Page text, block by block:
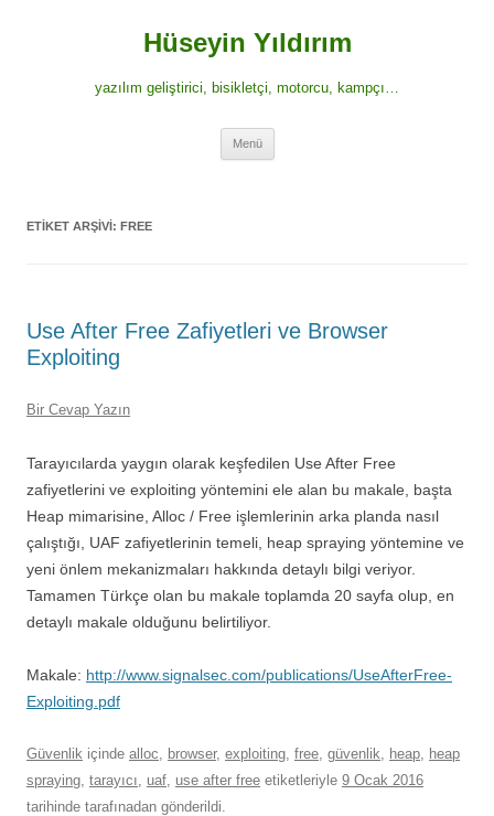
Hüseyin Yıldırım
yazılım geliştirici, bisikletçi, motorcu, kampçı…
Menü
ETIKET ARŞIVI: FREE
Use After Free Zafiyetleri ve Browser
Exploiting
Bir Cevap Yazın
Tarayıcılarda yaygın olarak keşfedilen Use After Free
zafiyetlerini ve exploiting yöntemini ele alan bu makale, başta
Heap mimarisine, Alloc / Free işlemlerinin arka planda nasıl
çalıştığı, UAF zafiyetlerinin temeli, heap spraying yöntemine ve
yeni önlem mekanizmaları hakkında detaylı bilgi veriyor.
Tamamen Türkçe olan bu makale toplamda 20 sayfa olup, en
detaylı makale olduğunu belirtiliyor.
Makale: http://www.signalsec.com/publications/UseAfterFree-
Exploiting.pdf
Güvenlik içinde alloc, browser, exploiting, free, güvenlik, heap, heap
spraying, tarayıcı, uaf, use after free etiketleriyle 9 Ocak 2016
tarihinde tarafınadan gönderildi.